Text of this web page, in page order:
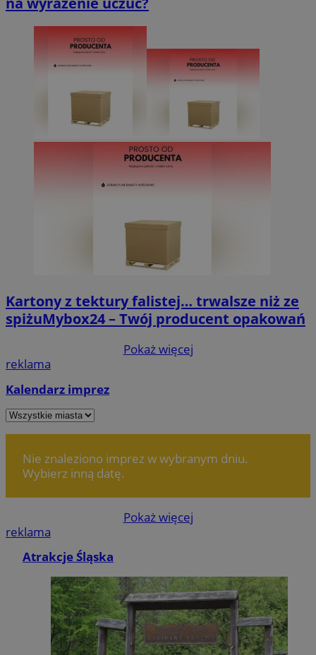
Kartony z tektury falistej… trwalsze niż ze
spiżuMybox24 – Twój producent opakowań
Pokaż więcej
reklama
Kalendarz imprez
Nie znaleziono imprez w wybranym dniu.
Wybierz inną datę.
Pokaż więcej
reklama
Atrakcje Śląska